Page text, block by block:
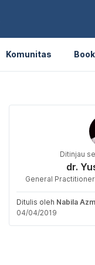
Komunitas
Ditinjau
dr.
General Practitioner
Ditulis oleh Nabila
04/04/2019